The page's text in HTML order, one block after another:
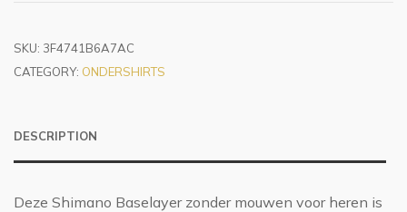
SKU: 3F4741B6A7AC
CATEGORY: ONDERSHIRTS
DESCRIPTION
Deze Shimano Baselayer zonder mouwen voor heren is